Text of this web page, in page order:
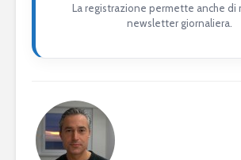
La registrazione permette anche di
newsletter giornaliera.